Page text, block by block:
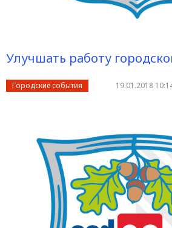
Улучшать работу
Городские события 19.01.2018